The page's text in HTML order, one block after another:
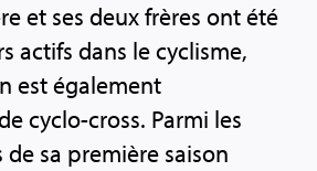
et ses deux frères ont été
actifs dans le cyclisme,
est également
cyclo-cross. Parmi les
sa première saison